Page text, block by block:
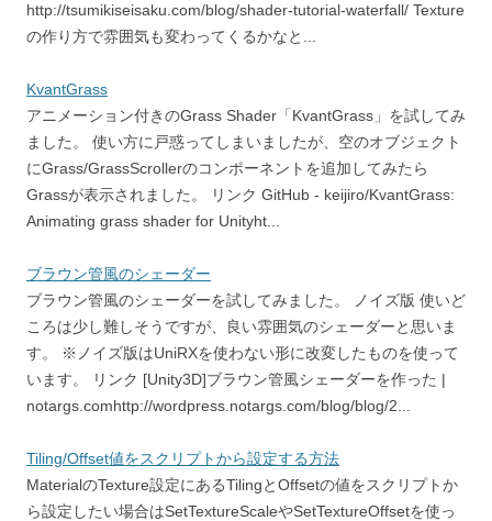
http://tsumikiseisaku.com/blog/shader-tutorial-waterfall/ Texture
の作り方で雰囲気も変わってくるかなと...
KvantGrass
アニメーション付きのGrass Shader「KvantGrass」を試してみ
ました。 使い方に戸惑ってしまいましたが、空のオブジェクト
にGrass/GrassScrollerのコンポーネントを追加してみたら
Grassが表示されました。 リンク GitHub - keijiro/KvantGrass:
Animating grass shader for Unityht...
ブラウン管風のシェーダー
ブラウン管風のシェーダーを試してみました。 ノイズ版 使いど
ころは少し難しそうですが、良い雰囲気のシェーダーと思いま
す。 ※ノイズ版はUniRXを使わない形に改変したものを使って
います。 リンク [Unity3D]ブラウン管風シェーダーを作った |
notargs.comhttp://wordpress.notargs.com/blog/blog/2...
Tiling/Offset値をスクリプトから設定する方法
MaterialのTexture設定にあるTilingとOffsetの値をスクリプトか
ら設定したい場合はSetTextureScaleやSetTextureOffsetを使っ